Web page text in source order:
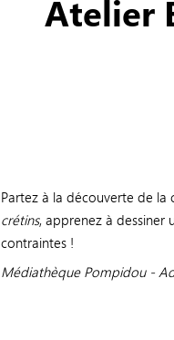
Atelier
Partez à la découverte de la
crétins, apprenez à dessiner
contraintes !
Médiathèque Pompidou -